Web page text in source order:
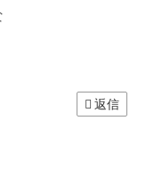
返信